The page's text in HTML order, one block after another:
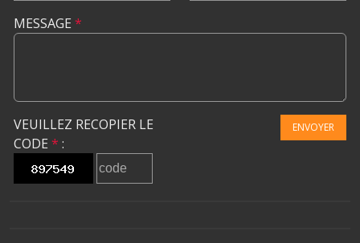
MESSAGE *
VEUILLEZ RECOPIER LE
CODE * :
ENVOYER